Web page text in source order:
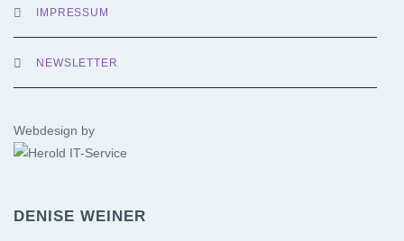
IMPRESSUM
NEWSLETTER
Webdesign by
DENISE WEINER